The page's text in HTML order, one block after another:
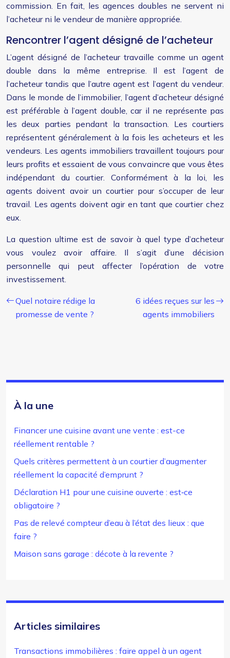
commission. En fait, les agences doubles ne servent ni
l’acheteur ni le vendeur de manière appropriée.
Rencontrer l’agent désigné de l’acheteur
L’agent désigné de l’acheteur travaille comme un agent
double dans la même entreprise. Il est l’agent de
l’acheteur tandis que l’autre agent est l’agent du vendeur.
Dans le monde de l’immobilier, l’agent d’acheteur désigné
est préférable à l’agent double, car il ne représente pas
les deux parties pendant la transaction. Les courtiers
représentent généralement à la fois les acheteurs et les
vendeurs. Les agents immobiliers travaillent toujours pour
leurs profits et essaient de vous convaincre que vous êtes
indépendant du courtier. Conformément à la loi, les
agents doivent avoir un courtier pour s’occuper de leur
travail. Les agents doivent agir en tant que courtier chez
eux.
La question ultime est de savoir à quel type d’acheteur
vous voulez avoir affaire. Il s’agit d’une décision
personnelle qui peut affecter l’opération de votre
investissement.
Quel notaire rédige la
promesse de vente ?
6 idées reçues sur les
agents immobiliers
À la une
Financer une cuisine avant une vente : est-ce
réellement rentable ?
Quels critères permettent à un courtier d’augmenter
réellement la capacité d’emprunt ?
Déclaration H1 pour une cuisine ouverte : est‑ce
obligatoire ?
Pas de relevé compteur d’eau à l’état des lieux : que
faire ?
Maison sans garage : décote à la revente ?
Articles similaires
Transactions immobilières : faire appel à un agent